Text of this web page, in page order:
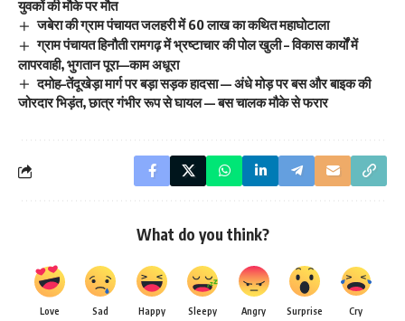
युवकों की मौके पर मौत
जबेरा की ग्राम पंचायत जलहरी में 60 लाख का कथित महाघोटाला
ग्राम पंचायत हिनौती रामगढ़ में भ्रष्टाचार की पोल खुली – विकास कार्यों में
लापरवाही, भुगतान पूरा—काम अधूरा
दमोह–तेंदूखेड़ा मार्ग पर बड़ा सड़क हादसा — अंधे मोड़ पर बस और बाइक की
जोरदार भिड़ंत, छात्र गंभीर रूप से घायल — बस चालक मौके से फरार
What do you think?
Love Sad Happy Sleepy Angry Surprise Cry